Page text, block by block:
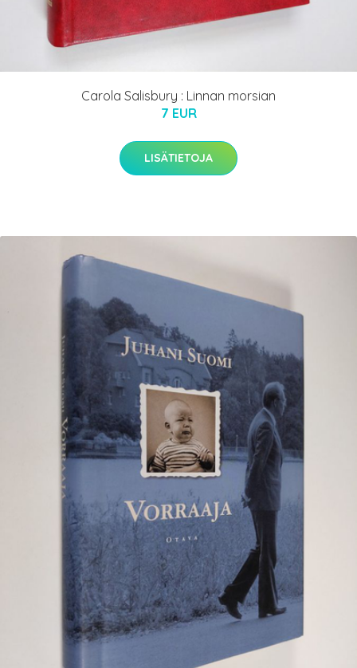
Carola Salisbury : Linnan morsian
7 EUR
LISÄTIETOJA